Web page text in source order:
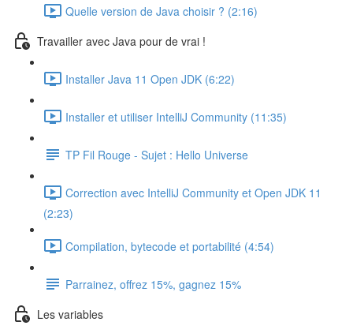
Quelle version de Java choisir ? (2:16)
Travailler avec Java pour de vrai !
Installer Java 11 Open JDK (6:22)
Installer et utiliser IntelliJ Community (11:35)
TP Fil Rouge - Sujet : Hello Universe
Correction avec IntelliJ Community et Open JDK 11
(2:23)
Compilation, bytecode et portabilité (4:54)
Parrainez, offrez 15%, gagnez 15%
Les variables